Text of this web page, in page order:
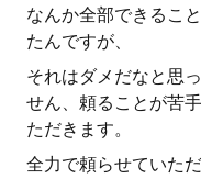
なんか全部できるこ
たんですが、
それはダメだなと思
せん、頼ることが苦
ただきます。
全力で頼らせていた